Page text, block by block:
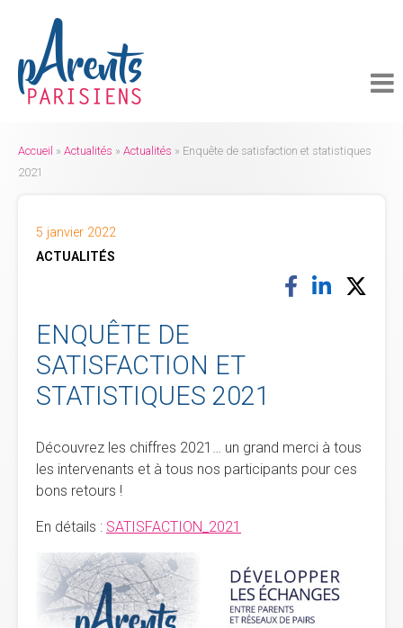
CRÉER MON COMPTE
PARTENAIRES ET RESSOURCES
RECHERCHER DANS LE SITE
CONTACT
Accueil » Actualités » Actualités » Enquête de satisfaction et statistiques
2021
5 janvier 2022
ACTUALITÉS
ENQUÊTE DE
SATISFACTION ET
STATISTIQUES 2021
Découvrez les chiffres 2021… un grand merci à tous
les intervenants et à tous nos participants pour ces
bons retours !
En détails : SATISFACTION_2021